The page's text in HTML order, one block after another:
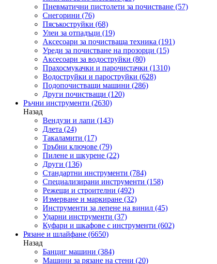
Пневматични пистолети за почистване (57)
Снегорини (76)
Пясъкоструйки (68)
Улеи за отпадъци (19)
Аксесоари за почистваща техника (191)
Уреди за почистване на прозорци (15)
Аксесоари за водоструйки (80)
Прахосмукачки и парочистачки (1310)
Водоструйки и пароструйки (628)
Подопочистващи машини (286)
Други почистващи (120)
Ръчни инструменти (2630)
Назад
Вендузи и лапи (143)
Длета (24)
Такаламити (17)
Тръбни ключове (79)
Пилене и шкурене (22)
Други (136)
Стандартни инструменти (784)
Специализирани инструменти (158)
Режещи и строителни (492)
Измерване и маркиране (32)
Инструменти за лепене на винил (45)
Ударни инструменти (37)
Куфари и шкафове с инструменти (602)
Рязане и шлайфане (6650)
Назад
Банциг машини (384)
Машини за рязане на стени (20)